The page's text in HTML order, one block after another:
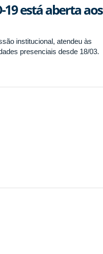
está aberta aos
institucional, atendeu às
presenciais desde 18/03.